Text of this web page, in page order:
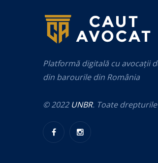
Platformă digitală cu avocații
din barourile din România
© 2022 UNBR. Toate